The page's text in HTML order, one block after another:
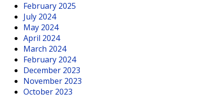
February 2025
July 2024
May 2024
April 2024
March 2024
February 2024
December 2023
November 2023
October 2023